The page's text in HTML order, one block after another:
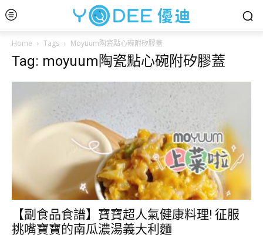
Home Tags Moyuum陶瓷點心碗附矽膠蓋
Tag: moyuum陶瓷點心碗附矽膠蓋
【副食品食譜】寶寶超人氣健康料理! 征服
挑嘴寶寶的南瓜濃湯義大利麵